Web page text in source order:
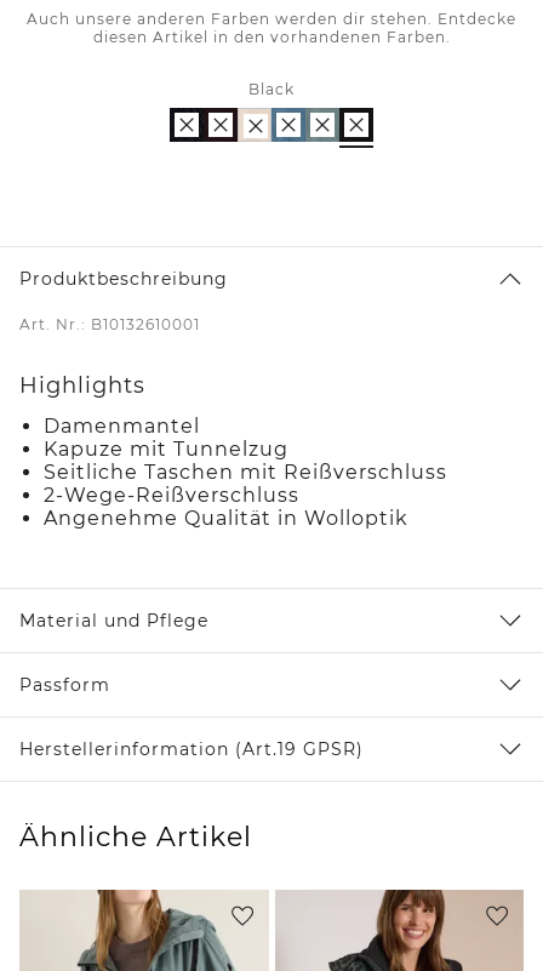
Auch unsere anderen Farben werden dir stehen. Entdecke
diesen Artikel in den vorhandenen Farben.
Black
Produktbeschreibung
Art. Nr.: B10132610001
Highlights
Damenmantel
Kapuze mit Tunnelzug
Seitliche Taschen mit Reißverschluss
2-Wege-Reißverschluss
Angenehme Qualität in Wolloptik
Material und Pflege
Passform
Herstellerinformation (Art.19 GPSR)
Ähnliche Artikel